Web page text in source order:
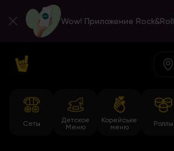
Wow! Приложение Rock&Roll
Сеты
Детское
Меню
Корейське
меню
Роллы